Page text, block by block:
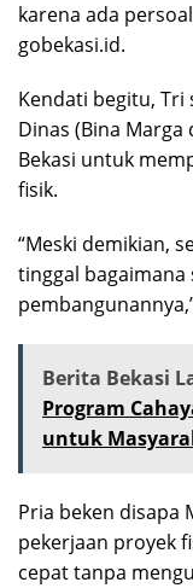
karena ada
gobekasi.id.
Kendati begitu,
Dinas (Bina Marga
Bekasi untuk
fisik.
“Meski demikian,
tinggal
Berita Bekasi
Program
untuk
Pria beken disapa
pekerjaan proyek
cepat tanpa